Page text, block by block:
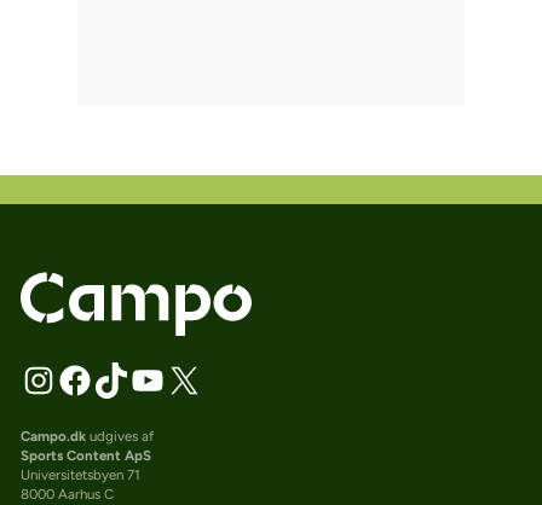
Campo.dkudgives af
Sports Content ApS
Universitetsbyen 71
8000 Aarhus C